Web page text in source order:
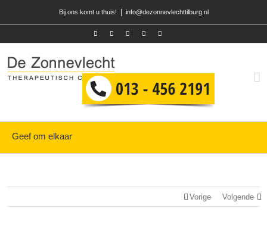
Bij ons komt u thuis! info@dezonnevlechttilburg.nl
Geef om elkaar
Vorige Volgende